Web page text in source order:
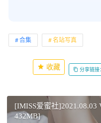
合集 名站写真
收藏 分享链接
[IMISS爱蜜社]2021.08.03
432MB]